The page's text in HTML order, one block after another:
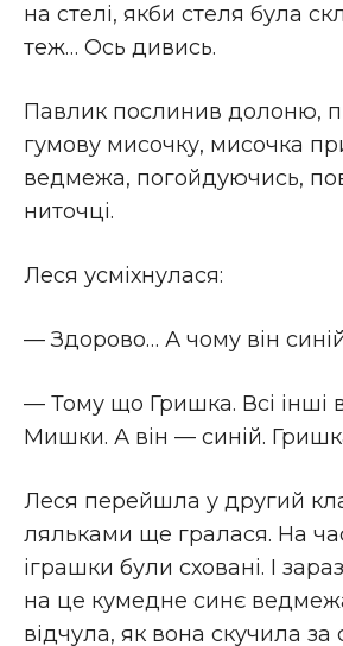
на стелі, якби стеля була
теж… Ось дивись.
Павлик послинив долоню,
гумову мисочку, мисочка
ведмежа, погойдуючись,
ниточці.
Леся усміхнулася:
— Здорово… А чому він
— Тому що Гришка. Всі інші
Мишки. А він — синій.
Леся перейшла у другий
ляльками ще гралася. На
іграшки були сховані. І
на це кумедне синє
відчула, як вона скучила за